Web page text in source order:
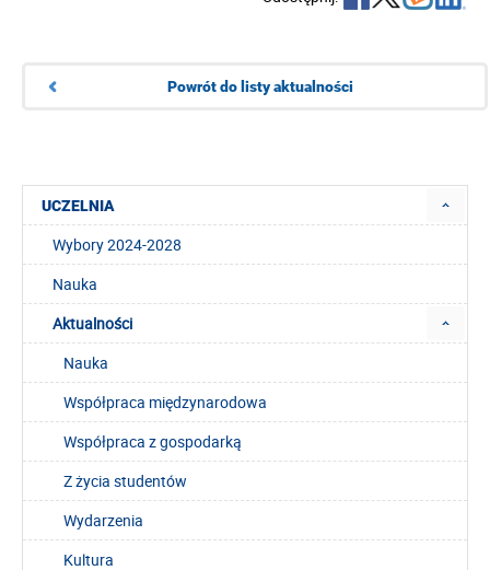
Powrót do listy aktualności
UCZELNIA
Wybory 2024-2028
Nauka
Aktualności
Nauka
Współpraca międzynarodowa
Współpraca z gospodarką
Z życia studentów
Wydarzenia
Kultura